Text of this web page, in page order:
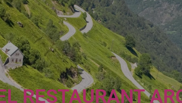
RESTAURANT